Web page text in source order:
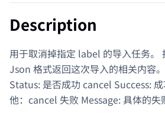
Description
用于取消掉指定 label 的导入任务。
Json 格式返回这次导入的相关内容
Status: 是否成功 cancel Success:
他：cancel 失败 Message: 具体的失